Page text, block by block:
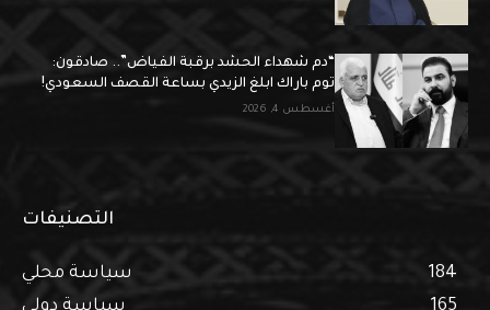
“دم شهداء الحشد برقبة الفياض”.. صادقون:
توم باراك ابلغ الزيدي بساعة القصف السعودي!
أغسطس 4, 2026
التصنيفات
سياسة محلي
184